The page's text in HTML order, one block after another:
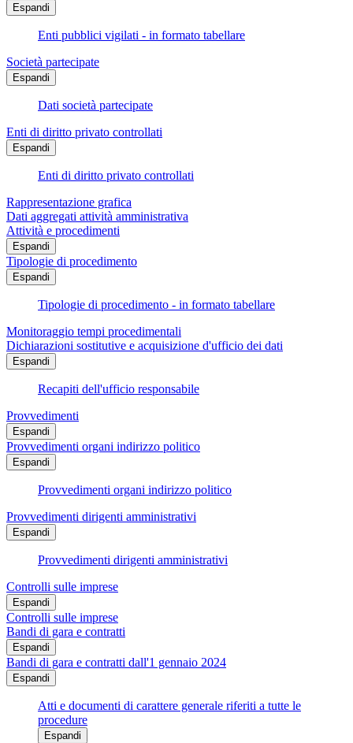
Espandi
Enti pubblici vigilati - in formato tabellare
Società partecipate
Espandi
Dati società partecipate
Enti di diritto privato controllati
Espandi
Enti di diritto privato controllati
Rappresentazione grafica
Dati aggregati attività amministrativa
Attività e procedimenti
Espandi
Tipologie di procedimento
Espandi
Tipologie di procedimento - in formato tabellare
Monitoraggio tempi procedimentali
Dichiarazioni sostitutive e acquisizione d'ufficio dei dati
Espandi
Recapiti dell'ufficio responsabile
Provvedimenti
Espandi
Provvedimenti organi indirizzo politico
Espandi
Provvedimenti organi indirizzo politico
Provvedimenti dirigenti amministrativi
Espandi
Provvedimenti dirigenti amministrativi
Controlli sulle imprese
Espandi
Controlli sulle imprese
Bandi di gara e contratti
Espandi
Bandi di gara e contratti dall'1 gennaio 2024
Espandi
Atti e documenti di carattere generale riferiti a tutte le
procedure
Espandi